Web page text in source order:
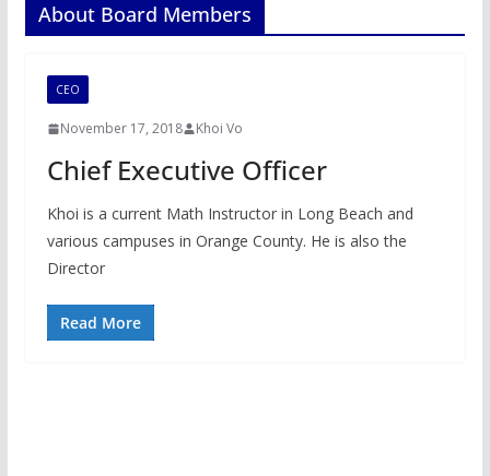
About Board Members
CEO
November 17, 2018 Khoi Vo
Chief Executive Officer
Khoi is a current Math Instructor in Long Beach and
various campuses in Orange County. He is also the
Director
Read More